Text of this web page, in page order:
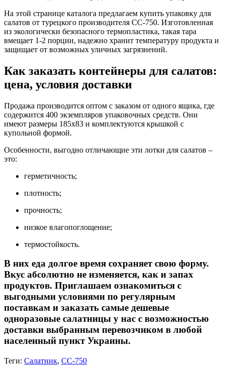
На этой странице каталога предлагаем купить упаковку для
салатов от турецкого производителя СС-750. Изготовленная
из экологически безопасного термопластика, такая тара
вмещает 1-2 порции, надежно хранит температуру продукта и
защищает от возможных уличных загрязнений.
Как заказать контейнеры для салатов:
цена, условия доставки
Продажа производится оптом с заказом от одного ящика, где
содержится 400 экземпляров упаковочных средств. Они
имеют размеры 185х83 и комплектуются крышкой с
купольной формой.
Особенности, выгодно отличающие эти лотки для салатов –
это:
герметичность;
плотность;
прочность;
низкое влагопоглощение;
термостойкость.
В них еда долгое время сохраняет свою форму.
Вкус абсолютно не изменяется, как и запах
продуктов. Приглашаем ознакомиться с
выгодными условиями по регулярным
поставкам и заказать самые дешевые
одноразовые салатницы у нас с возможностью
доставки выбранным перевозчиком в любой
населенный пункт Украины.
Теги: Салатник, CC-750